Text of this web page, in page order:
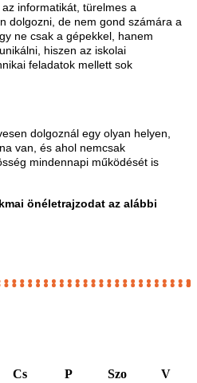
informatikát, türelmes a
dolgozni, de nem gond számára a
ne csak a gépekkel, hanem
hiszen az iskolai
feladatok mellett sok
dolgoznál egy olyan helyen,
van, és ahol nemcsak
mindennapi működését is
önéletrajzodat az alábbi
Cs P Szo
V